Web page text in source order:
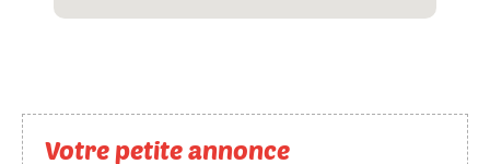
Votre petite annonce